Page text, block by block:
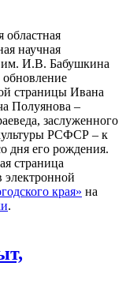
областная
научная
им. И.В. Бабушкина
страницы Ивана
Полуянова –
заслуженного
РСФСР – к
дня его рождения.
страница
электронной
края» на
.